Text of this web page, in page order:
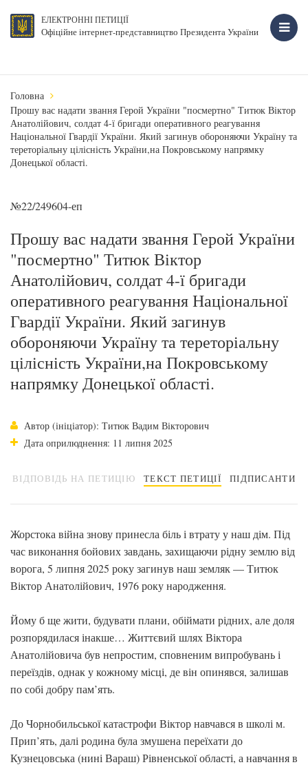
ЕЛЕКТРОННІ ПЕТИЦІЇ
Офіційне інтернет-представництво Президента України
Головна
Прошу вас надати звання Герой України "посмертно" Титюк Віктор
Анатолійович, солдат 4-ї бригади оперативного реагування
Національної Гвардії України. Який загинув обороняючи Україну та
тереторіальну цілісність України,на Покровському напрямку
Донецької області.
№22/249604-еп
Прошу вас надати звання Герой України
"посмертно" Титюк Віктор
Анатолійович, солдат 4-ї бригади
оперативного реагування Національної
Гвардії України. Який загинув
обороняючи Україну та тереторіальну
цілісність України,на Покровському
напрямку Донецької області.
Автор (ініціатор): Титюк Вадим Вікторович
Дата оприлюднення: 11 липня 2025
ВІДПОВІДЬ НА ПЕТИЦІЮ ТЕКСТ ПЕТИЦІЇ ПІДПИСАНТИ
Жорстока війна знову принесла біль і втрату у наш дім. Під
час виконання бойових завдань, захищаючи рідну землю від
ворога, 5 липня 2025 року загинув наш земляк — Титюк
Віктор Анатолійович, 1976 року народження.
Йому б ще жити, будувати плани, обіймати рідних, але доля
розпорядилася інакше… Життєвий шлях Віктора
Анатолійовича був непростим, сповненим випробувань і
переїздів, однак у кожному місці, де він опинявся, залишав
по собі добру пам’ять.
До Чорнобильської катастрофи Віктор навчався в школі м.
Прип’ять, далі родина була змушена переїхати до
Кузнецовська (нині Вараш) Рівненської області, а навчання в